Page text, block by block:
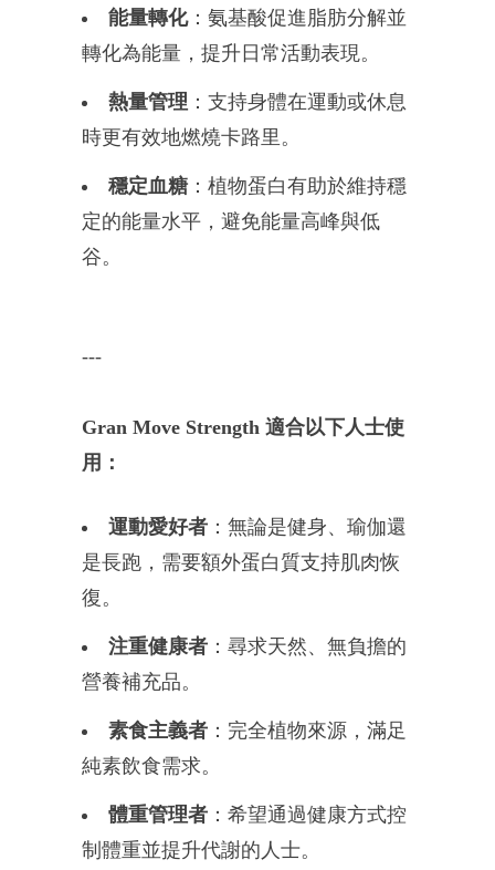
能量轉化：氨基酸促進脂肪分解並
轉化為能量，提升日常活動表現。
熱量管理 ：支持身體在運動或休息
時更有效地燃燒卡路里。
穩定血糖 ：植物蛋白有助於維持穩
定的能量水平，避免能量高峰與低
谷。
---
Gran Move Strength 適合以下人士使
用：
運動愛好者 ：無論是健身、瑜伽還
是長跑，需要額外蛋白質支持肌肉恢
復。
注重健康者 ：尋求天然、無負擔的
營養補充品。
素食主義者 ：完全植物來源，滿足
純素飲食需求。
體重管理者 ：希望通過健康方式控
制體重並提升代謝的人士。